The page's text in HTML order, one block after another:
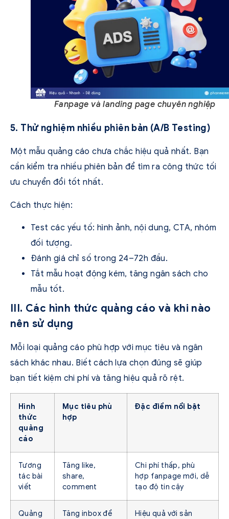
Fanpage và landing page chuyên nghiệp
5. Thử nghiệm nhiều phiên bản (A/B Testing)
Một mẫu quảng cáo chưa chắc hiệu quả nhất. Bạn
cần kiểm tra nhiều phiên bản để tìm ra công thức tối
ưu chuyển đổi tốt nhất.
Cách thực hiện:
Test các yếu tố: hình ảnh, nội dung, CTA, nhóm
đối tượng.
Đánh giá chỉ số trong 24–72h đầu.
Tắt mẫu hoạt động kém, tăng ngân sách cho
mẫu tốt.
III. Các hình thức quảng cáo và khi nào
nên sử dụng
Mỗi loại quảng cáo phù hợp với mục tiêu và ngân
sách khác nhau. Biết cách lựa chọn đúng sẽ giúp
bạn tiết kiệm chi phí và tăng hiệu quả rõ rệt.
Hình
thức
quảng
cáo
Mục tiêu phù
hợp
Đặc điểm nổi bật
Tương
tác bài
viết
Tăng like,
share,
comment
Chi phí thấp, phù
hợp fanpage mới, dễ
tạo độ tin cậy
Quảng
Tăng inbox để
Hiệu quả với sản